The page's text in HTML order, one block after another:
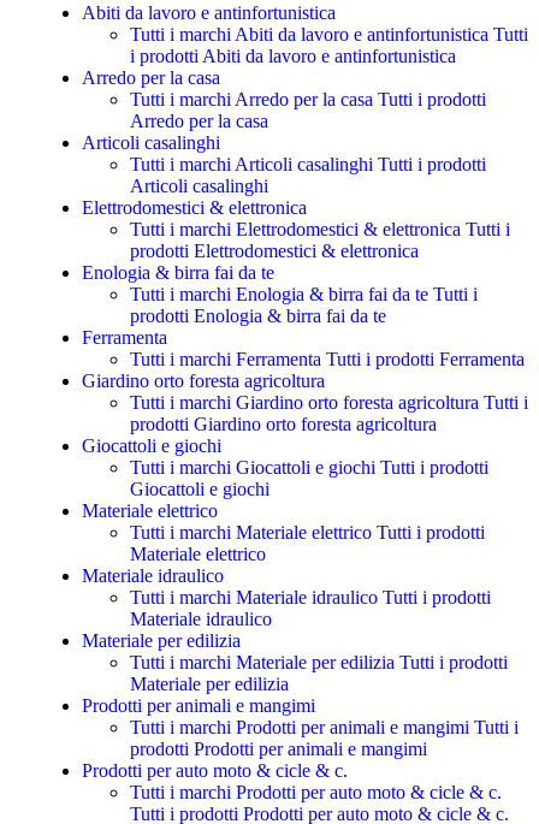
Abiti da lavoro e antinfortunistica
Tutti i marchi Abiti da lavoro e antinfortunistica Tutti
i prodotti Abiti da lavoro e antinfortunistica
Arredo per la casa
Tutti i marchi Arredo per la casa Tutti i prodotti
Arredo per la casa
Articoli casalinghi
Tutti i marchi Articoli casalinghi Tutti i prodotti
Articoli casalinghi
Elettrodomestici & elettronica
Tutti i marchi Elettrodomestici & elettronica Tutti i
prodotti Elettrodomestici & elettronica
Enologia & birra fai da te
Tutti i marchi Enologia & birra fai da te Tutti i
prodotti Enologia & birra fai da te
Ferramenta
Tutti i marchi Ferramenta Tutti i prodotti Ferramenta
Giardino orto foresta agricoltura
Tutti i marchi Giardino orto foresta agricoltura Tutti i
prodotti Giardino orto foresta agricoltura
Giocattoli e giochi
Tutti i marchi Giocattoli e giochi Tutti i prodotti
Giocattoli e giochi
Materiale elettrico
Tutti i marchi Materiale elettrico Tutti i prodotti
Materiale elettrico
Materiale idraulico
Tutti i marchi Materiale idraulico Tutti i prodotti
Materiale idraulico
Materiale per edilizia
Tutti i marchi Materiale per edilizia Tutti i prodotti
Materiale per edilizia
Prodotti per animali e mangimi
Tutti i marchi Prodotti per animali e mangimi Tutti i
prodotti Prodotti per animali e mangimi
Prodotti per auto moto & cicle & c.
Tutti i marchi Prodotti per auto moto & cicle & c.
Tutti i prodotti Prodotti per auto moto & cicle & c.